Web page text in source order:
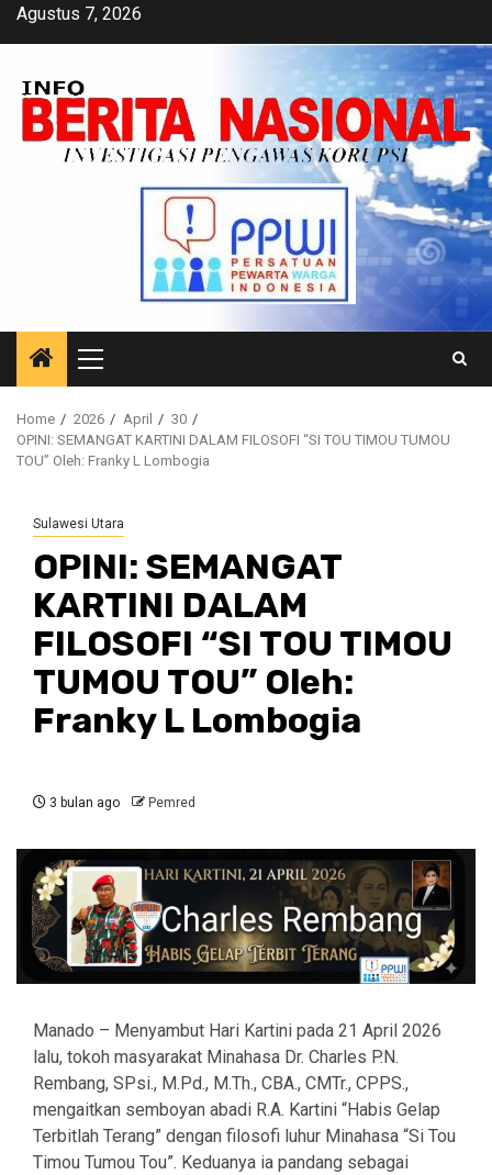
SkipAgustus 7, 2026
Primary
Menu
Home 2026 April
30
OPINI: SEMANGAT KARTINI DALAM FILOSOFI “SI TOU TIMOU TUMOU
TOU” Oleh: Franky L Lombogia
Sulawesi Utara
OPINI: SEMANGAT
KARTINI DALAM
FILOSOFI “SI TOU TIMOU
TUMOU TOU” Oleh:
Franky L Lombogia
3 bulan ago Pemred
Manado – Menyambut Hari Kartini pada 21 April 2026
lalu, tokoh masyarakat Minahasa Dr. Charles P.N.
Rembang, SPsi., M.Pd., M.Th., CBA., CMTr., CPPS.,
mengaitkan semboyan abadi R.A. Kartini “Habis Gelap
Terbitlah Terang” dengan filosofi luhur Minahasa “Si Tou
Timou Tumou Tou”. Keduanya ia pandang sebagai